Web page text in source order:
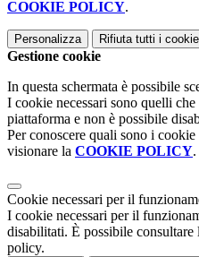
COOKIE POLICY.
Personalizza Rifiuta tutti i
Gestione cookie
In questa schermata è possibile
I cookie necessari sono quelli
piattaforma e non è possibile
Per conoscere quali sono i
visionare la COOKIE POLICY.
Cookie necessari per il
I cookie necessari per il
disabilitati. È possibile
policy.